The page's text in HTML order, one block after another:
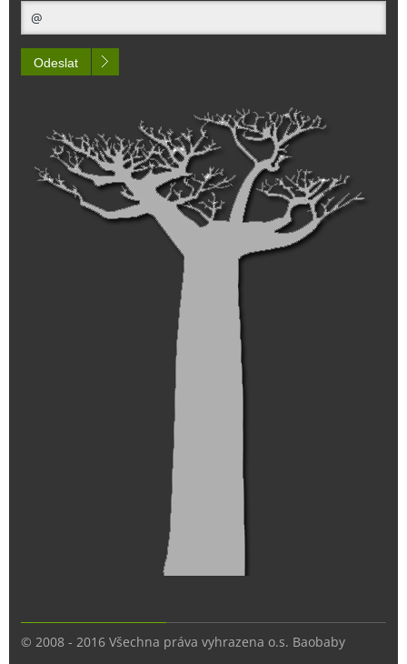
Odeslat
© 2008 - 2016 Všechna práva vyhrazena o.s. Baobaby